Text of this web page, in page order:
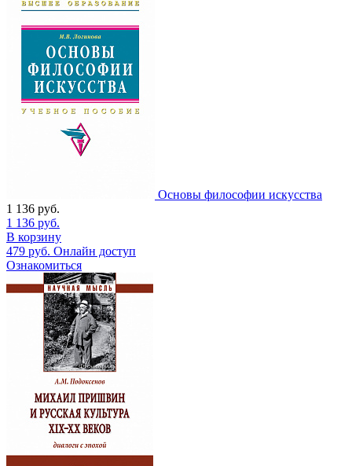
Основы философии искусства
1 136 руб.
1 136 руб.
В корзину
479 руб. Онлайн доступ
Ознакомиться